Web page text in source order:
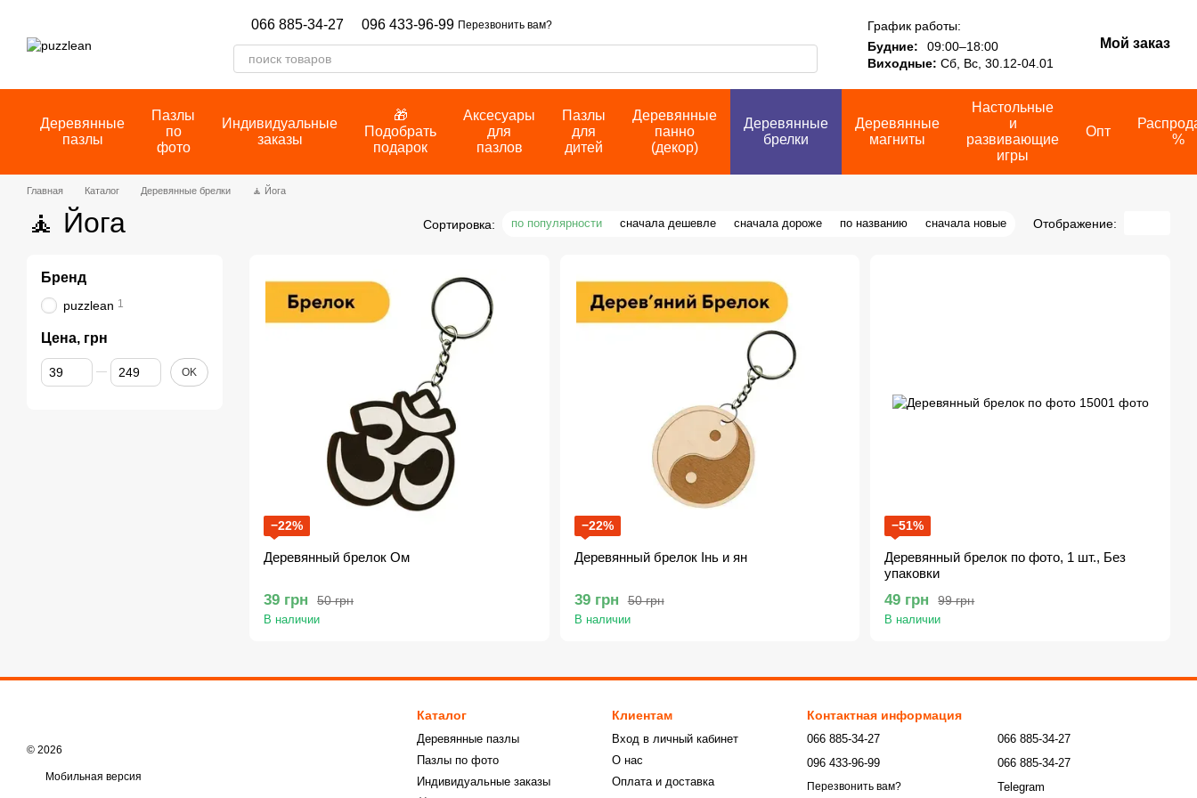
066 885-34-27 096 433-96-99 Перезвонить вам?
График работы:
Будние:
09:00–18:00
Виходные: Сб, Вс, 30.12-04.01
Мой заказ
Деревянные
пазлы
Пазлы
по
фото
Индивидуальные
заказы
🎁
Подобрать
подарок
Аксесуары
для
пазлов
Пазлы
для
дитей
Деревянные
панно
(декор)
Деревянные
брелки
Деревянные
магниты
Настольные
и
развивающие
игры
Опт
%
Главная Каталог Деревянные брелки 🧘 Йога
🧘 Йога Сортировка: по популярности сначала дешевле сначала дороже по названию сначала новые Отображение:
−22%
Деревянный брелок Ом
50 грн
39 грн
В наличии
−22%
Деревянный брелок Інь и ян
50 грн
39 грн
В наличии
−51%
Деревянный брелок по фото, 1 шт., Без
упаковки
99 грн
49 грн
В наличии
Бренд
puzzlean 1
Цена, грн
От Цена, грн
До Цена, грн OK
© 2026
Мобильная версия
Каталог
Деревянные пазлы
Пазлы по фото
Индивидуальные заказы
Клиентам
Вход в личный кабинет
О нас
Оплата и доставка
Контактная информация
066 885-34-27
096 433-96-99
Перезвонить вам?
066 885-34-27
066 885-34-27
Telegram